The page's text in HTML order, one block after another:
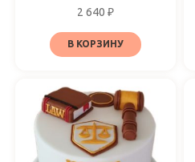
2 640 ₽
В КОРЗИНУ